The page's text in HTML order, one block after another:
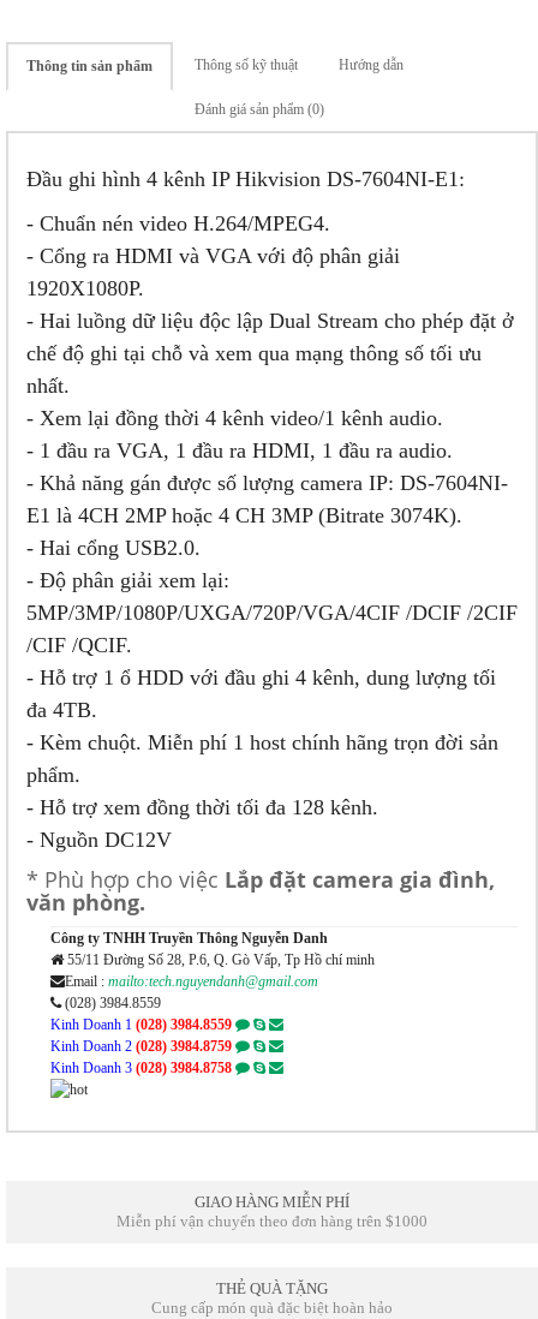
Thông tin sản phẩm Thông số kỹ thuật Hướng dẫn
Đánh giá sản phẩm (0)
Đầu ghi hình 4 kênh IP Hikvision DS-7604NI-E1:
- Chuẩn nén video H.264/MPEG4.
- Cổng ra HDMI và VGA với độ phân giải
1920X1080P.
- Hai luồng dữ liệu độc lập Dual Stream cho phép đặt ở
chế độ ghi tại chỗ và xem qua mạng thông số tối ưu
nhất.
- Xem lại đồng thời 4 kênh video/1 kênh audio.
- 1 đầu ra VGA, 1 đầu ra HDMI, 1 đầu ra audio.
- Khả năng gán được số lượng camera IP: DS-7604NI-
E1 là 4CH 2MP hoặc 4 CH 3MP (Bitrate 3074K).
- Hai cổng USB2.0.
- Độ phân giải xem lại:
5MP/3MP/1080P/UXGA/720P/VGA/4CIF /DCIF /2CIF
/CIF /QCIF.
- Hỗ trợ 1 ổ HDD với đầu ghi 4 kênh, dung lượng tối
đa 4TB.
- Kèm chuột. Miễn phí 1 host chính hãng trọn đời sản
phẩm.
- Hỗ trợ xem đồng thời tối đa 128 kênh.
- Nguồn DC12V
* Phù hợp cho việc Lắp đặt camera gia đình,
văn phòng.
Công ty TNHH Truyền Thông Nguyễn Danh
55/11 Đường Số 28, P.6, Q. Gò Vấp, Tp Hồ chí minh
Email : mailto:tech.nguyendanh@gmail.com
(028) 3984.8559
Kinh Doanh 1 (028) 3984.8559
Kinh Doanh 2 (028) 3984.8759
Kinh Doanh 3 (028) 3984.8758
GIAO HÀNG MIỄN PHÍ
Miễn phí vận chuyển theo đơn hàng trên $1000
THẺ QUÀ TẶNG
Cung cấp món quà đặc biệt hoàn hảo